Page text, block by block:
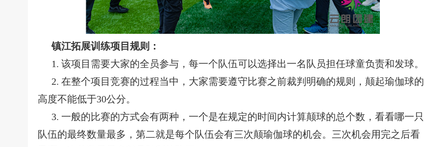
镇江拓展训练项目规则：
1. 该项目需要大家的全员参与，每一个队伍可以选择出一名队员担任球童负责和发球。
2. 在整个项目竞赛的过程当中，大家需要遵守比赛之前裁判明确的规则，颠起瑜伽球的
高度不能低于30公分。
3. 一般的比赛的方式会有两种，一个是在规定的时间内计算颠球的总个数，看看哪一只
队伍的最终数量最多，第二就是每个队伍会有三次颠瑜伽球的机会。三次机会用完之后看